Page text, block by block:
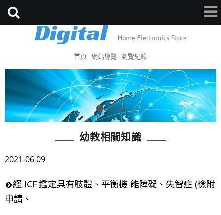
首頁 網站導覽 瀏覽紀錄
幼教相關知識
2021-06-09
經 ICF 鑑定具有肢體、平衡機 能障礙、失智症 (檢附
申請、